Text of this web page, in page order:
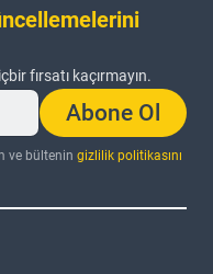
fırsatı kaçırmayın.
Abone Ol
ve bülteningizlilik politikasını